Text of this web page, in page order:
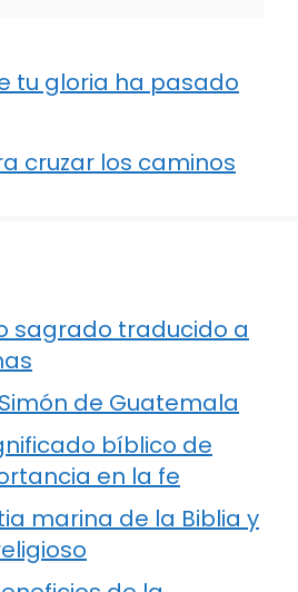
tu gloria ha pasado
cruzar los caminos
sagrado traducido a
de Guatemala
bíblico de
en la fe
marina de la Biblia y